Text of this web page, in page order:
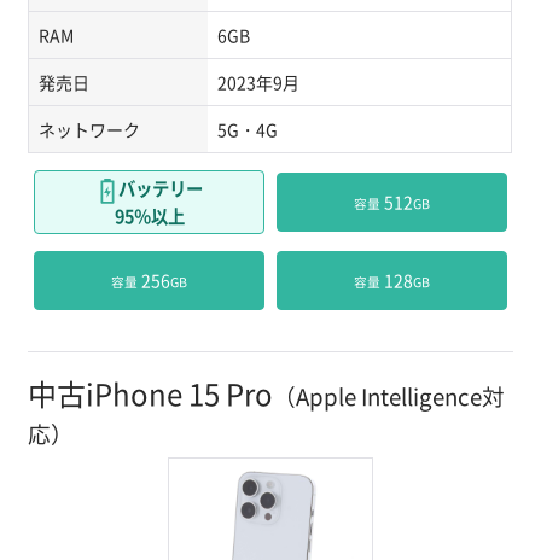
RAM
6GB
発売日
2023年9月
ネットワーク
5G・4G
バッテリー
95％以上
容量 512GB
容量 256GB 容量 128GB
中古iPhone 15 Pro （Apple Intelligence対
応）